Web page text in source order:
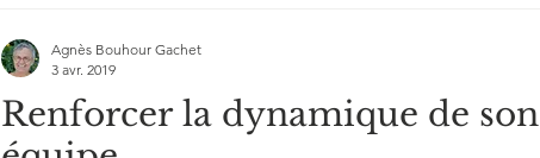
Renforcer la dynamique de son
Agnès Bouhour Gachet
3 avr. 2019